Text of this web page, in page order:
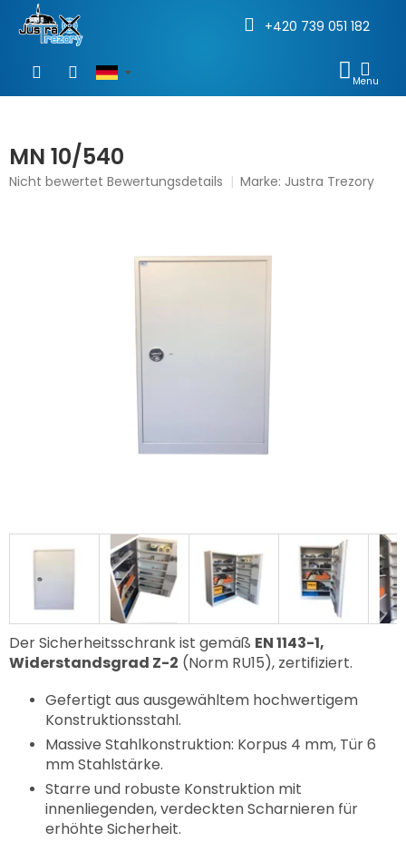
springen
+420 739 051 182
MN 10/540
Die
Nicht bewertet Bewertungsdetails Marke: Justra Trezory
Der Sicherheitsschrank ist gemäß EN 1143-1,
Widerstandsgrad Z-2 (Norm RU15), zertifiziert.
Gefertigt aus ausgewähltem hochwertigem
Konstruktionsstahl.
Massive Stahlkonstruktion: Korpus 4 mm, Tür 6
mm Stahlstärke.
Starre und robuste Konstruktion mit
innenliegenden, verdeckten Scharnieren für
erhöhte Sicherheit.